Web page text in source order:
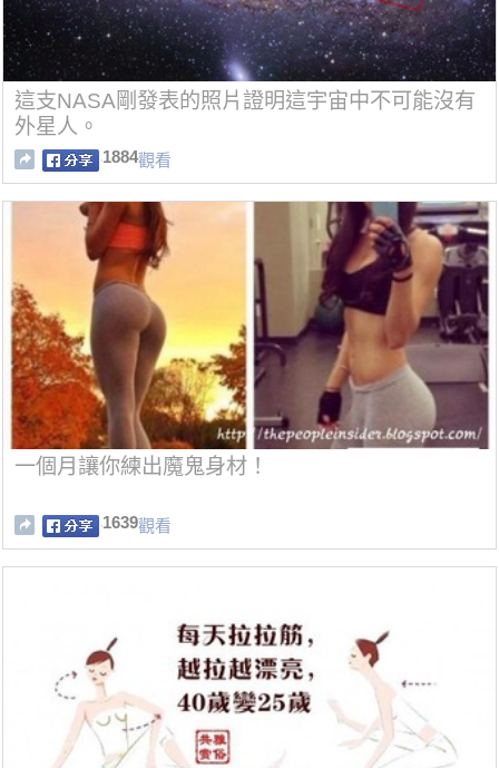
這支NASA剛發表的照片證明這宇宙中不可能沒有
外星人。
1884觀看
一個月讓你練出魔鬼身材！
1639觀看